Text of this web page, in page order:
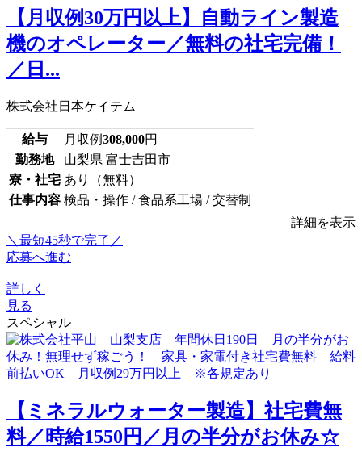
【月収例30万円以上】自動ライン製造
機のオペレーター／無料の社宅完備！
／日...
株式会社日本ケイテム
給与 月収例308,000円
勤務地
山梨県 富士吉田市
寮・社宅 あり（無料）
仕事内容 検品・操作 / 食品系工場 / 交替制
詳細を表示
＼最短45秒で完了／
応募へ進む
詳しく
見る
スペシャル
【ミネラルウォーター製造】社宅費無
料／時給1550円／月の半分がお休み☆